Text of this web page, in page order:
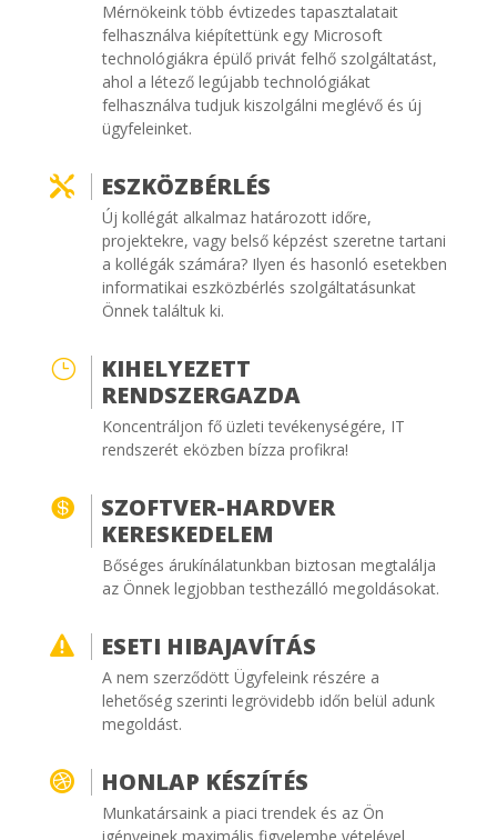
Mérnökeink több évtizedes tapasztalatait
felhasználva kiépítettünk egy Microsoft
technológiákra épülő privát felhő szolgáltatást,
ahol a létező legújabb technológiákat
felhasználva tudjuk kiszolgálni meglévő és új
ügyfeleinket.
 ESZKÖZBÉRLÉS
Új kollégát alkalmaz határozott időre,
projektekre, vagy belső képzést szeretne tartani
a kollégák számára? Ilyen és hasonló esetekben
informatikai eszközbérlés szolgáltatásunkat
Önnek találtuk ki.
}
KIHELYEZETT
RENDSZERGAZDA
Koncentráljon fő üzleti tevékenységére, IT
rendszerét eközben bízza profikra!

SZOFTVER-HARDVER
KERESKEDELEM
Bőséges árukínálatunkban biztosan megtalálja
az Önnek legjobban testhezálló megoldásokat.
 ESETI HIBAJAVÍTÁS
A nem szerződött Ügyfeleink részére a
lehetőség szerinti legrövidebb időn belül adunk
megoldást.
 HONLAP KÉSZÍTÉS
Munkatársaink a piaci trendek és az Ön